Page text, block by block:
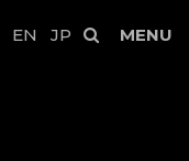
EN JP MENU